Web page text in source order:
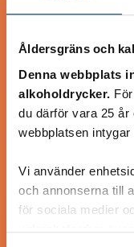
Åldersgräns och
Denna webbplats
alkoholdrycker.
du därför vara 25
webbplatsen
Vi använder
och annonserna till
för sociala medier
@koppargrytan